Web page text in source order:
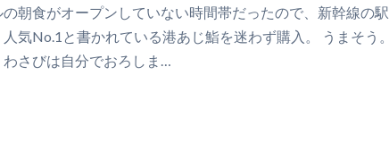
朝食がオープンしていない時間帯だったので、新幹線の駅
気No.1と書かれている港あじ鮨を迷わず購入。 うまそう。
さびは自分でおろしま…